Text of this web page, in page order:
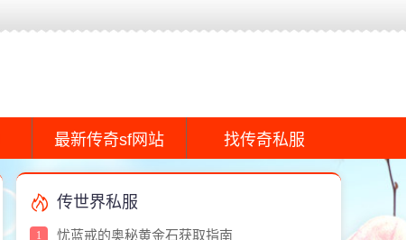
最新传奇sf网站 找传奇私服
传世界私服
1 忧蓝戒的奥秘黄金石获取指南